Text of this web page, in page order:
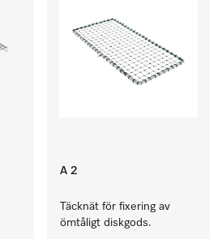
A 2
Täcknät för fixering av
ömtåligt diskgods.